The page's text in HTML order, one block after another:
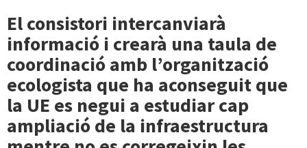
El consistori intercanviarà
informació i crearà una taula de
coordinació amb l’organització
ecologista que ha aconseguit que
la UE es negui a estudiar cap
ampliació de la infraestructura